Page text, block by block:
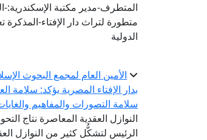
المتطرف-مدير مكتبة الإسكندرية:-
متطورة لتراث دار الإفتاء-
الدولية
الأمين العام لمجمع البحوث
بدار الإفتاء المصرية يؤكد: سلامة
سلامة التصورات والمفاهيم
النوازل العقدية المعاصرة نتاج
الرئيس لتشكُّل كثير من النوازل